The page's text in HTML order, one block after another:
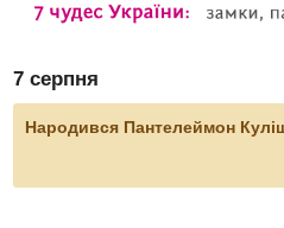
7 серпня
Народився Пантелеймон